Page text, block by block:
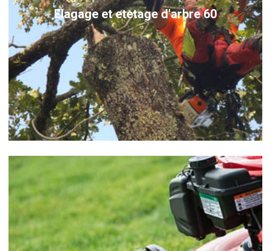
Elagage et etetage d'arbre 60